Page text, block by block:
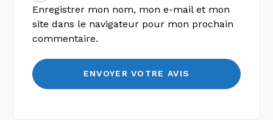
Enregistrer mon nom, mon e-mail et mon
site dans le navigateur pour mon prochain
commentaire.